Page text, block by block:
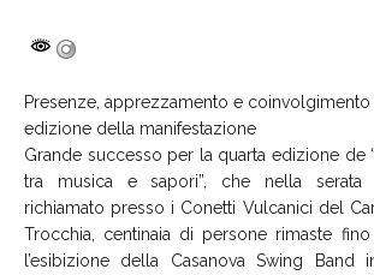
Presenze, apprezzamento e coinvolgimento
edizione della manifestazione
Grande successo per la quarta edizione de
tra musica e sapori”, che nella serata
richiamato presso i Conetti Vulcanici del
Trocchia, centinaia di persone rimaste
l’esibizione della Casanova Swing